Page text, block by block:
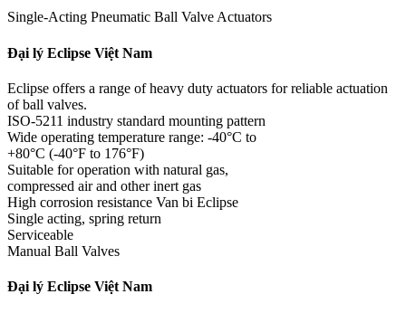
Single-Acting Pneumatic Ball Valve Actuators
Đại lý Eclipse Việt Nam
Eclipse offers a range of heavy duty actuators for reliable actuation
of ball valves.
ISO-5211 industry standard mounting pattern
Wide operating temperature range: -40°C to
+80°C (-40°F to 176°F)
Suitable for operation with natural gas,
compressed air and other inert gas
High corrosion resistance Van bi Eclipse
Single acting, spring return
Serviceable
Manual Ball Valves
Đại lý Eclipse Việt Nam